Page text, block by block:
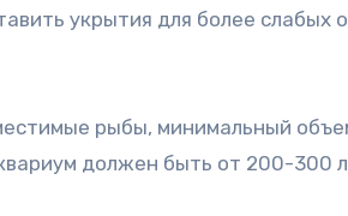
укрытия для более слабых
рыбы, минимальный
должен быть от 200-300